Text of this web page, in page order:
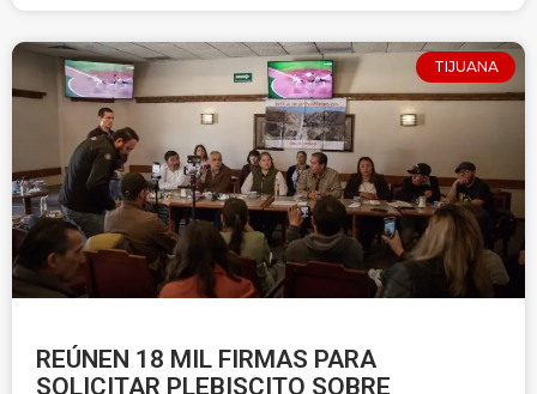
TIJUANA
REÚNEN 18 MIL FIRMAS PARA
SOLICITAR PLEBISCITO SOBRE